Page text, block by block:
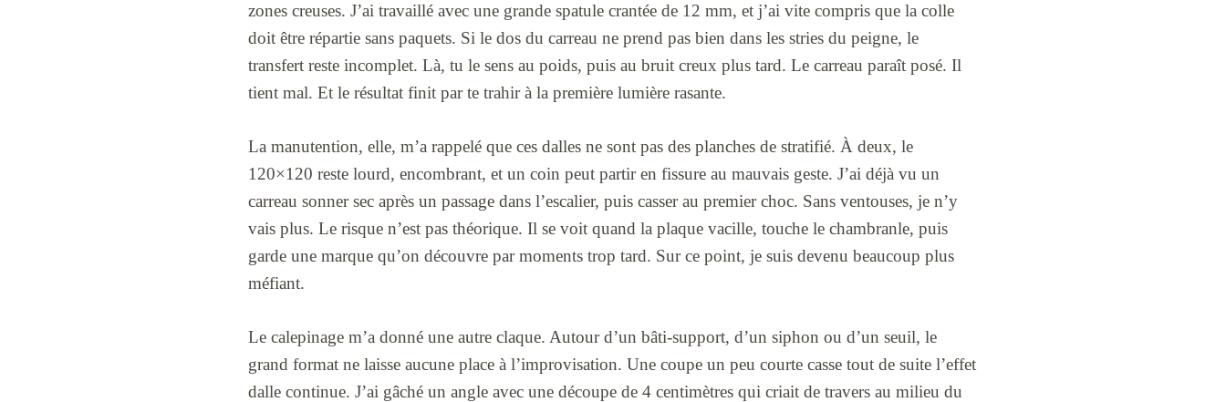
zones creuses. J’ai travaillé avec une grande spatule crantée de 12 mm, et j’ai vite compris que la colle
doit être répartie sans paquets. Si le dos du carreau ne prend pas bien dans les stries du peigne, le
transfert reste incomplet. Là, tu le sens au poids, puis au bruit creux plus tard. Le carreau paraît posé. Il
tient mal. Et le résultat finit par te trahir à la première lumière rasante.
La manutention, elle, m’a rappelé que ces dalles ne sont pas des planches de stratifié. À deux, le
120×120 reste lourd, encombrant, et un coin peut partir en fissure au mauvais geste. J’ai déjà vu un
carreau sonner sec après un passage dans l’escalier, puis casser au premier choc. Sans ventouses, je n’y
vais plus. Le risque n’est pas théorique. Il se voit quand la plaque vacille, touche le chambranle, puis
garde une marque qu’on découvre par moments trop tard. Sur ce point, je suis devenu beaucoup plus
méfiant.
Le calepinage m’a donné une autre claque. Autour d’un bâti-support, d’un siphon ou d’un seuil, le
grand format ne laisse aucune place à l’improvisation. Une coupe un peu courte casse tout de suite l’effet
dalle continue. J’ai gâché un angle avec une découpe de 4 centimètres qui criait de travers au milieu du